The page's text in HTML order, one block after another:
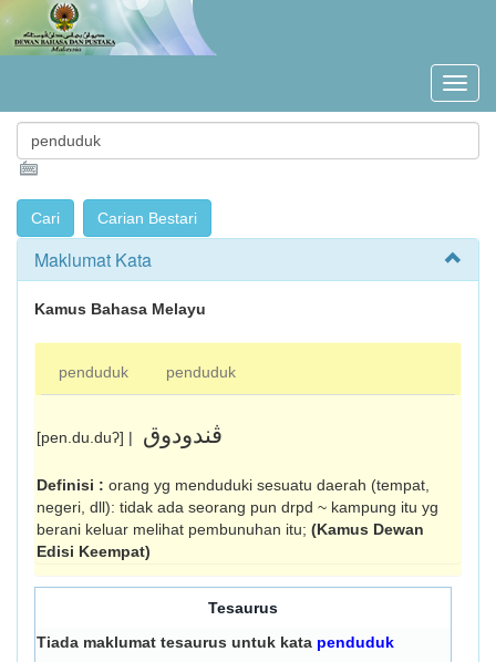
Maklumat Kata
Kamus Bahasa Melayu
penduduk penduduk
[pen.du.duʔ] | ڤندودوق
Definisi : orang yg menduduki sesuatu daerah (tempat,
negeri, dll): tidak ada seorang pun drpd ~ kampung itu yg
berani keluar melihat pembunuhan itu; (Kamus Dewan
Edisi Keempat)
Tesaurus
Tiada maklumat tesaurus untuk kata penduduk